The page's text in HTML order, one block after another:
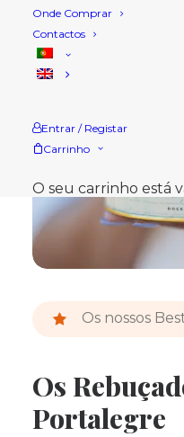
Onde Comprar
Contactos
Entrar / Registar
Carrinho
O seu carrinho está
Os nossos
Os
Portalegre